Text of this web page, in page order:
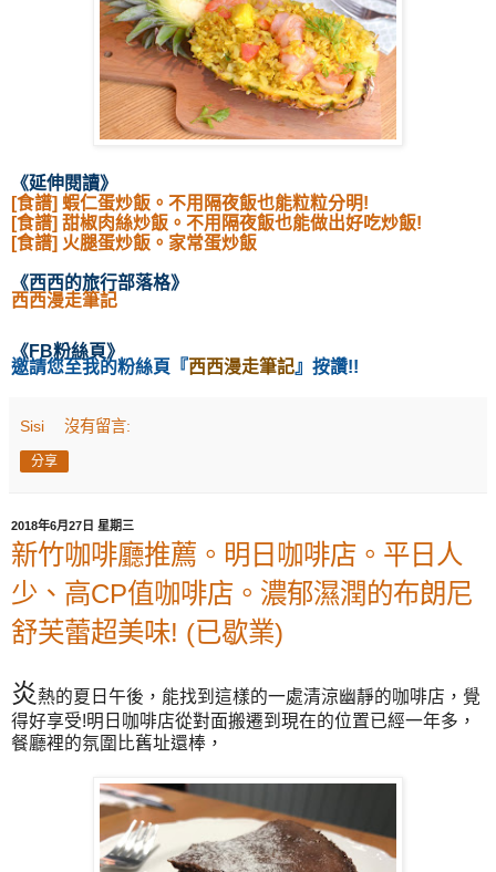
《延伸閱讀》
[食譜] 蝦仁蛋炒飯。不用隔夜飯也能粒粒分明!
[食譜] 甜椒肉絲炒飯。不用隔夜飯也能做出好吃炒飯!
[食譜] 火腿蛋炒飯。家常蛋炒飯
《西西的旅行部落格》
西西漫走筆記
《FB粉絲頁》
邀請您至我的粉絲頁
『西西漫走筆記』按讚!!
Sisi 沒有留言:
分享
2018年6月27日 星期三
新竹咖啡廳推薦。明日咖啡店。平日人
少、高CP值咖啡店。濃郁濕潤的布朗尼
舒芙蕾超美味! (已歇業)
炎熱的夏日午後，能找到這樣的一處清涼幽靜的咖啡店，覺
得好享受!明日咖啡店從對面搬遷到現在的位置已經一年多，
餐廳裡的氛圍比舊址還棒，